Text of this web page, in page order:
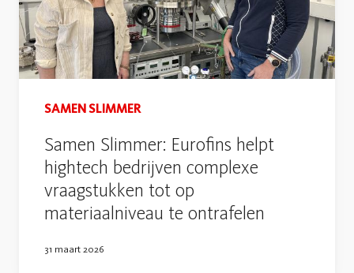
SAMEN SLIMMER
Samen Slimmer: Eurofins helpt
hightech bedrijven complexe
vraagstukken tot op
materiaalniveau te ontrafelen
31 maart 2026